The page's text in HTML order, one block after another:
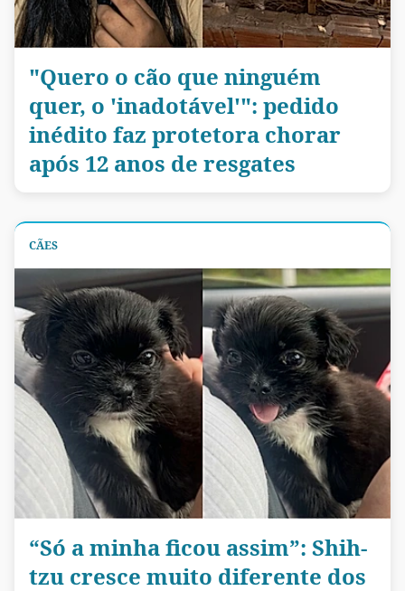
"Quero o cão que ninguém
quer, o 'inadotável'": pedido
inédito faz protetora chorar
após 12 anos de resgates
CÃES
“Só a minha ficou assim”: Shih-
tzu cresce muito diferente dos